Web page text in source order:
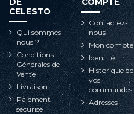
CELESTO
Qui sommes
nous ?
Conditions
Générales de
Vente
Livraison
Paiement
sécurisé
Contactez-
nous
Mon compte
Identité
Historique de
vos
commandes
Adresses